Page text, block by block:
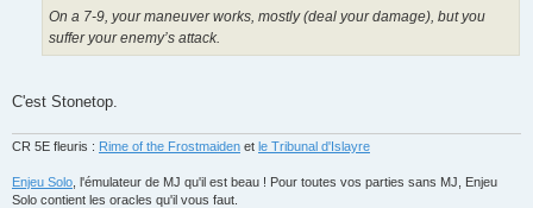
On a 7-9, your maneuver works, mostly (deal your damage), but you
suffer your enemy’s attack.
C'est Stonetop.
CR 5E fleuris : Rime of the Frostmaiden et le Tribunal d'Islayre
Enjeu Solo , l'émulateur de MJ qu'il est beau ! Pour toutes vos parties sans MJ, Enjeu
Solo contient les oracles qu'il vous faut.